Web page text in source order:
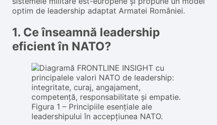
optim de leadership adaptat Armatei României.
1. Ce înseamnă leadership
eficient în NATO?
Figura 1 – Principiile esențiale ale
leadershipului în accepțiunea NATO.